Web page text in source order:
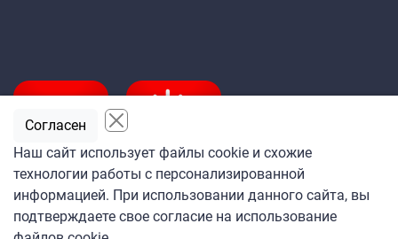
Подпишитесь
на ежедневную рассылку
«Кабельщика»
Наш сайт использует файлы cookie и схожие
технологии работы с персонализированной
информацией. При использовании данного сайта, вы
подтверждаете свое согласие на использование
Согласен